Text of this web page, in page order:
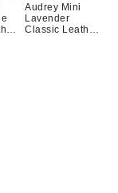
Audrey Mini
Lavender
Classic Leather